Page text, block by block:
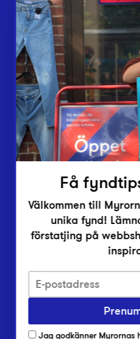
Webbshop
Butiker
Lämna in
Vårt överskott
Inlämningsplatser
Om Myrorna
Lediga jobb
Pressrum
Integritetsskyddspolicy
Har du frågor om onlineköp,
Få
Välkommen till
unika fynd!
förstatjing på
Jag godkänner Myrornas